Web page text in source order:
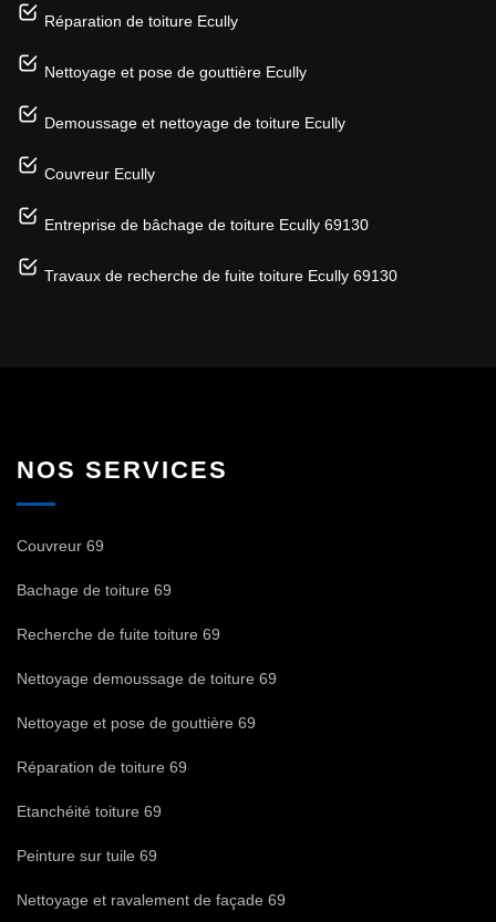
Réparation de toiture Ecully
Nettoyage et pose de gouttière Ecully
Demoussage et nettoyage de toiture Ecully
Couvreur Ecully
Entreprise de bâchage de toiture Ecully 69130
Travaux de recherche de fuite toiture Ecully 69130
NOS SERVICES
Couvreur 69
Bachage de toiture 69
Recherche de fuite toiture 69
Nettoyage demoussage de toiture 69
Nettoyage et pose de gouttière 69
Réparation de toiture 69
Etanchéité toiture 69
Peinture sur tuile 69
Nettoyage et ravalement de façade 69